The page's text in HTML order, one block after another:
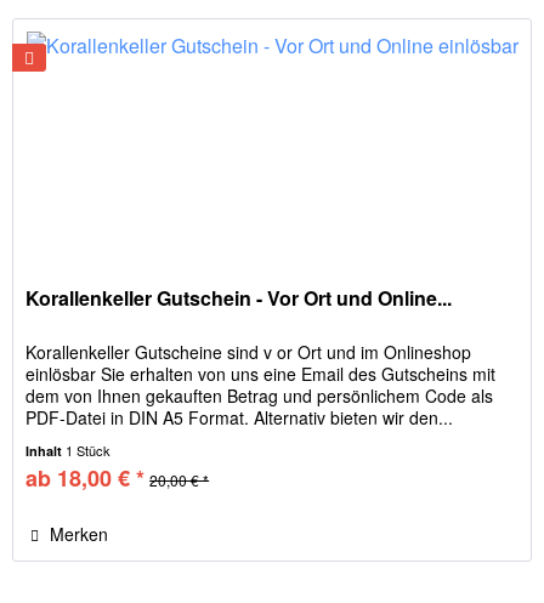
Korallenkeller Gutschein - Vor Ort und Online...
Korallenkeller Gutscheine sind v or Ort und im Onlineshop
einlösbar Sie erhalten von uns eine Email des Gutscheins mit
dem von Ihnen gekauften Betrag und persönlichem Code als
PDF-Datei in DIN A5 Format. Alternativ bieten wir den...
Inhalt 1 Stück
ab 18,00 € * 20,00 € *
Merken